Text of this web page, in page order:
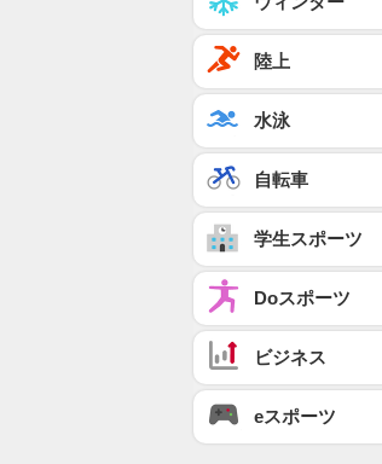
陸上
水泳
自転車
学生スポーツ
Doスポーツ
ビジネス
eスポーツ